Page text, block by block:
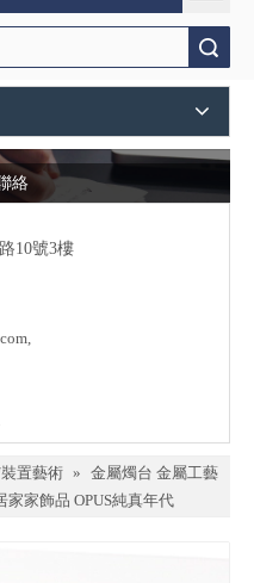
絡
10號3樓
,
置藝術 » 金屬燭台 金屬工藝
家飾品 OPUS純真年代